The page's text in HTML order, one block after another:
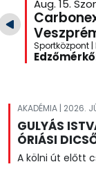
Aug. 15.
Sportközpont |
AKADÉMIA | 2026.
GULYÁS
ÓRIÁSI
A kölni út előtt